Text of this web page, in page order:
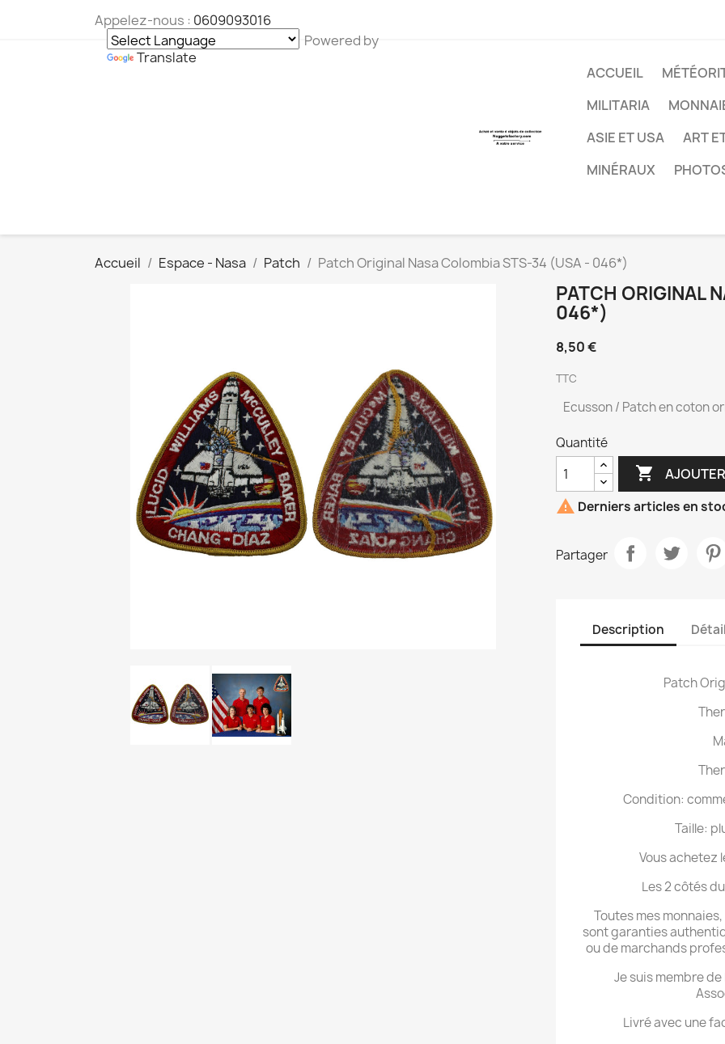
Appelez-nous : 0609093016
Powered by
Translate
ACCUEIL
MILITARIA
ASIE ET USA
ART
MINÉRAUX
Accueil Espace - Nasa Patch Patch Original Nasa Colombia STS-34 (USA - 046*)
PATCH ORIGINAL
046*)
8,50 €
TTC
Ecusson / Patch en coton
Quantité

 Derniers articles en
Partager
Description
Patch
Condition:
Taille:
Vous achetez
Les 2 côtés
Toutes mes
sont garanties
ou de marchands
Je suis membre
Livré avec une